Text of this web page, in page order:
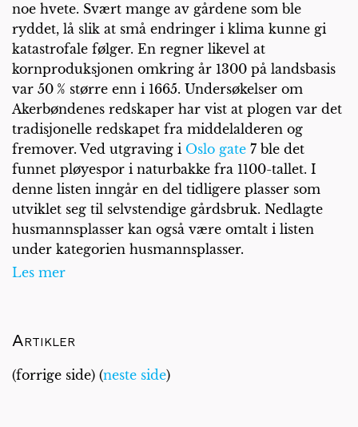
noe hvete. Svært mange av gårdene som ble
ryddet, lå slik at små endringer i klima kunne gi
katastrofale følger. En regner likevel at
kornproduksjonen omkring år 1300 på landsbasis
var 50 % større enn i 1665. Undersøkelser om
Akerbøndenes redskaper har vist at plogen var det
tradisjonelle redskapet fra middelalderen og
fremover. Ved utgraving i Oslo gate 7 ble det
funnet pløyespor i naturbakke fra 1100-tallet. I
denne listen inngår en del tidligere plasser som
utviklet seg til selvstendige gårdsbruk. Nedlagte
husmannsplasser kan også være omtalt i listen
under kategorien husmannsplasser.
Les mer
Artikler
(forrige side) (neste side)